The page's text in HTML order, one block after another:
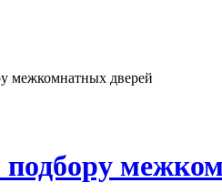
межкомнатных дверей